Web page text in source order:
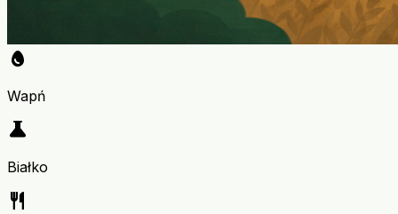
egg
Wapń
science
Białko
restaurant